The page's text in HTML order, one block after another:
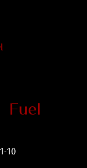
Fuel
10